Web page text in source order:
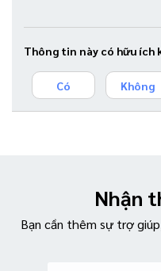
Thông tin này có hữu ích
Có Không
Nhận
Bạn cần thêm sự trợ